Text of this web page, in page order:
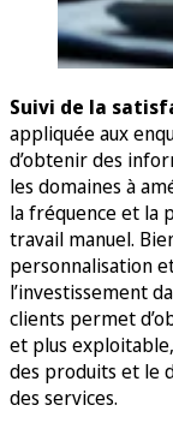
Suivi de la
appliquée aux
d’obtenir des
les domaines à
la fréquence et la
travail manuel.
personnalisation
l’investissement
clients permet
et plus
des produits et le
des services.